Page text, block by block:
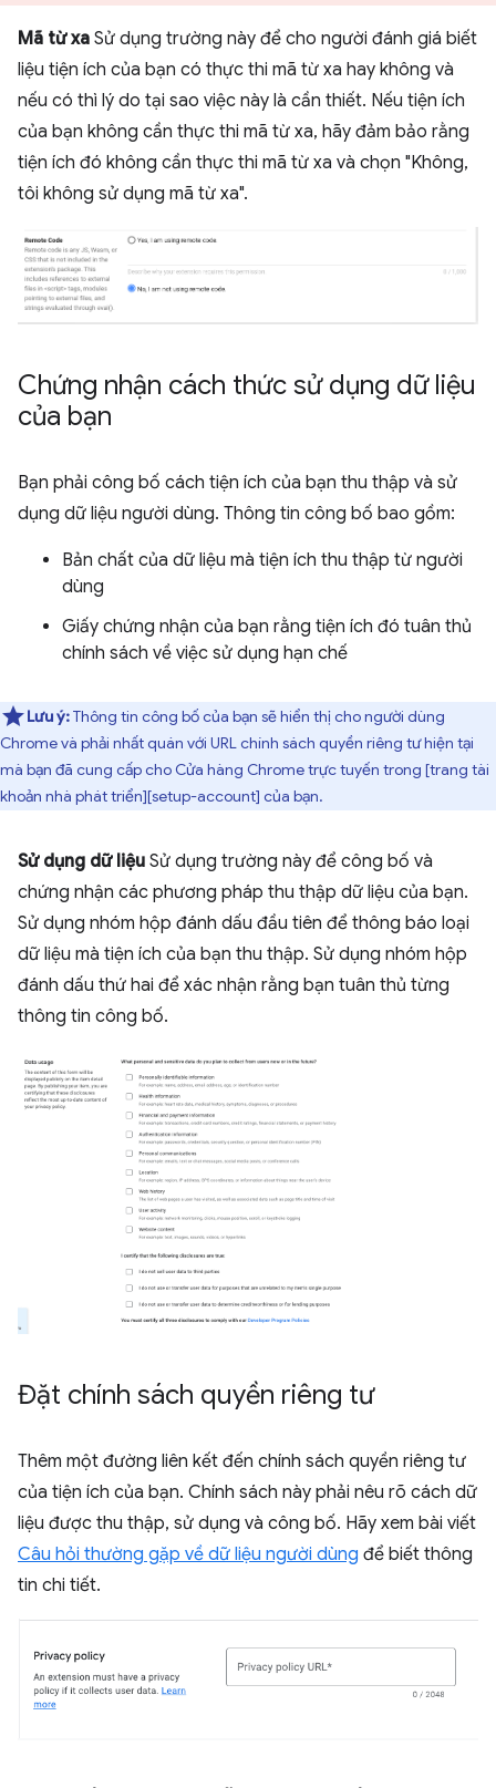
Mã từ xa Sử dụng trường này để cho người đánh giá biết
liệu tiện ích của bạn có thực thi mã từ xa hay không và
nếu có thì lý do tại sao việc này là cần thiết. Nếu tiện ích
của bạn không cần thực thi mã từ xa, hãy đảm bảo rằng
tiện ích đó không cần thực thi mã từ xa và chọn "Không,
tôi không sử dụng mã từ xa".
Chứng nhận cách thức sử dụng dữ liệu
của bạn
Bạn phải công bố cách tiện ích của bạn thu thập và sử
dụng dữ liệu người dùng. Thông tin công bố bao gồm:
Bản chất của dữ liệu mà tiện ích thu thập từ người
dùng
Giấy chứng nhận của bạn rằng tiện ích đó tuân thủ
chính sách về việc sử dụng hạn chế
Lưu ý:Thông tin công bố của bạn sẽ hiển thị cho người dùng
Chrome và phải nhất quán với URL chính sách quyền riêng tư hiện tại
mà bạn đã cung cấp cho Cửa hàng Chrome trực tuyến trong [trang tài
khoản nhà phát triển][setup-account] của bạn.
Sử dụng dữ liệu Sử dụng trường này để công bố và
chứng nhận các phương pháp thu thập dữ liệu của bạn.
Sử dụng nhóm hộp đánh dấu đầu tiên để thông báo loại
dữ liệu mà tiện ích của bạn thu thập. Sử dụng nhóm hộp
đánh dấu thứ hai để xác nhận rằng bạn tuân thủ từng
thông tin công bố.
Đặt chính sách quyền riêng tư
Thêm một đường liên kết đến chính sách quyền riêng tư
của tiện ích của bạn. Chính sách này phải nêu rõ cách dữ
liệu được thu thập, sử dụng và công bố. Hãy xem bài viết
Câu hỏi thường gặp về dữ liệu người dùng để biết thông
tin chi tiết.